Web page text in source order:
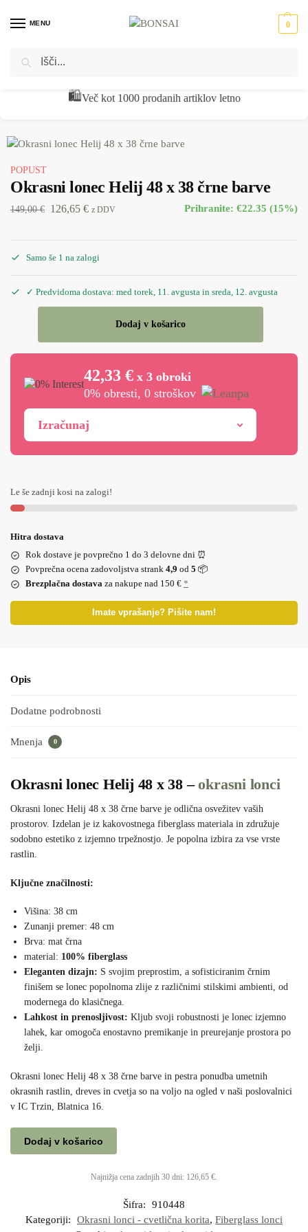
MENU 0
Domov Okrasni lonci - cvetlična korita
🧾Preverjena kakovost z vračili pod 1 %
POPUST
Okrasni lonec Helij 48 x 38 črne barve
149,00€ 126,65 € z DDV Prihranite: €22.35 (15%)
Samo še 1 na zalogi
✓ Predvidoma dostava: med torek, 11. avgusta in sreda, 12. avgusta
Dodaj v košarico
42,33 € x 3 obroki
0% obresti, 0 stroškov
Izračunaj
Le še zadnji kosi na zalogi!
Hitra dostava
Rok dostave je povprečno 1 do 3 delovne dni ⏰
Povprečna ocena zadovoljstva strank 4,9 od 5 📦
Brezplačna dostava za nakupe nad 150 € *
Imate vprašanje? Pišite nam!
Opis
Dodatne podrobnosti
Mnenja 0
Okrasni lonec Helij 48 x 38 – okrasni lonci
Okrasni lonec Helij 48 x 38 črne barve je odlična osvežitev vaših
prostorov. Izdelan je iz kakovostnega fiberglass materiala in združuje
sodobno estetiko z izjemno trpežnostjo. Je popolna izbira za vse vrste
rastlin.
Ključne značilnosti:
Višina: 38 cm
Zunanji premer: 48 cm
Brva: mat črna
material: 100% fiberglass
Eleganten dizajn: S svojim preprostim, a sofisticiranim črnim
finišem se lonec popolnoma zlije z različnimi stilskimi ambienti, od
modernega do klasičnega.
Lahkost in prenosljivost: Kljub svoji robustnosti je lonec izjemno
lahek, kar omogoča enostavno premikanje in preurejanje prostora po
želji.
Okrasni lonec Helij 48 x 38 črne barve in pestra ponudba umetnih
okrasnih rastlin, dreves in cvetja so na voljo na ogled v naši poslovalnici
v IC Trzin, Blatnica 16.
Dodaj v košarico
Najnižja cena zadnjih 30 dni: 126,65 €.
Šifra:
910448
Kategoriji:
Okrasni lonci - cvetlična korita, Fiberglass lonci